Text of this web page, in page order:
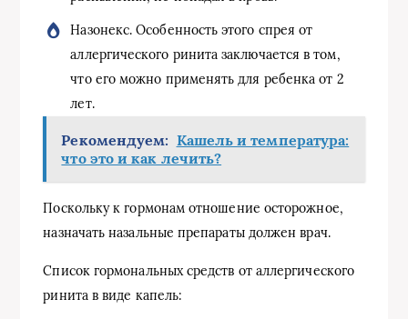
Назонекс. Особенность этого спрея от
аллергического ринита заключается в том,
что его можно применять для ребенка от 2
лет.
Рекомендуем: Кашель и температура:
что это и как лечить?
Поскольку к гормонам отношение осторожное,
назначать назальные препараты должен врач.
Список гормональных средств от аллергического
ринита в виде капель: